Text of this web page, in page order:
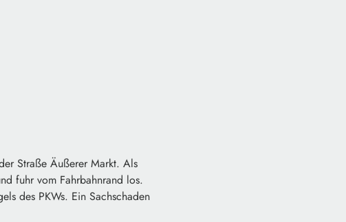
Straße Äußerer Markt. Als
fuhr vom Fahrbahnrand los.
des PKWs. Ein Sachschaden